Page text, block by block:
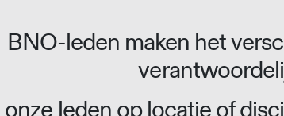
BNO-leden maken het